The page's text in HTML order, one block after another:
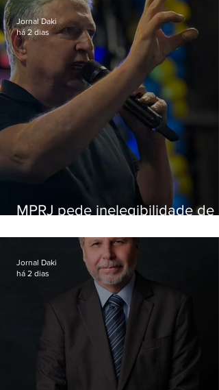
MPRJ pede inelegibilidade de
Jornal Daki
há 2 dias
Jornal Daki
há 2 dias